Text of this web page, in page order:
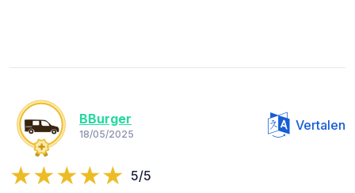
BBurger
18/05/2025
Vertalen
5/5